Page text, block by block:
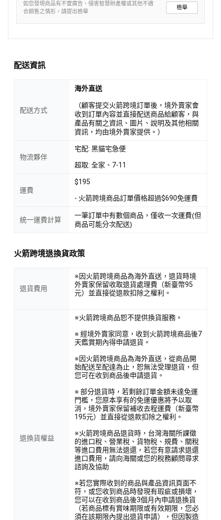
如您發現商品有不實廣告、侵害智慧財產權或其他不適
合銷售之情形，請提出檢舉
檢舉
配送資訊
配送方式
海外直送
（顧客提交火箭跨境訂單後，境外賣家會
收到訂單內容並直接配送商品給顧客，與
產品有關之資訊、圖片、說明及其他相關
資訊，均由境外賣家提供。）
物流夥伴
宅配: 黑貓宅急便
超取: 全家、7-11
運費
$195
- 火箭跨境商品訂單價格超過$690免運費
統一運費計算
一筆訂單中有數個商品，僅收一次運費(但
商品可能分次配送)
火箭跨境退換貨政策
退貨費用
※因火箭跨境商品為海外直送，退貨時境
外賣家保留收取退貨處理費（新臺幣95
元）並直接從退款扣除之權利。
退換貨權益
※火箭跨境商品恕不提供換貨服務。
※ 經境外賣家同意，收到火箭跨境商品後7
天鑑賞期內得申請退貨。
※因火箭跨境商品為海外直送，從商品開
始配送至配達為止，恕無法受理退貨，但
您可在收到商品後申請退貨。
※ 部分退貨時，若剩餘訂單金額未達免運
門檻，您原本享有的免運優惠將予以取
消，境外賣家保留補收去程運費（新臺幣
195元）並直接從退款扣除之權利。
※火箭跨境商品退貨時，台灣海關所課徵
的進口稅、營業稅、貨物稅、規費、關稅
等進口費用無法退還，若您有意請求退還
進口費用，請向海關或您的稅務顧問尋求
諮詢及協助
※若您實際收到的商品與產品資訊頁面不
符，或您收到商品時發現有瑕疵或損壞，
您可以在收到商品後3個月內申請退換貨
（若商品標有賞味期限或有效期限，您必
須在該期限內提出退貨申請），但因製造